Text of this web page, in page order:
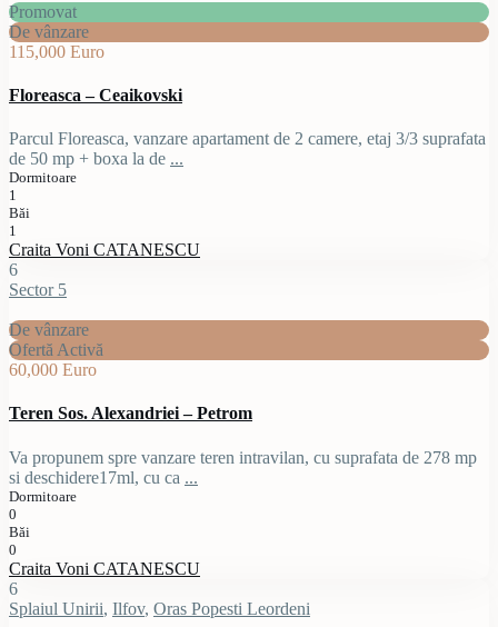
Promovat
De vânzare
115,000 Euro
Floreasca – Ceaikovski
Parcul Floreasca, vanzare apartament de 2 camere, etaj 3/3 suprafata
de 50 mp + boxa la de ...
Dormitoare
1
Băi
1
Craita Voni CATANESCU
6
Sector 5
De vânzare
Ofertă Activă
60,000 Euro
Teren Sos. Alexandriei – Petrom
Va propunem spre vanzare teren intravilan, cu suprafata de 278 mp
si deschidere17ml, cu ca ...
Dormitoare
0
Băi
0
Craita Voni CATANESCU
6
Splaiul Unirii, Ilfov, Oras Popesti Leordeni